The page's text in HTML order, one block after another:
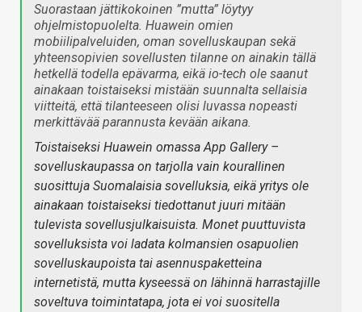
Suorastaan jättikokoinen ”mutta” löytyy
ohjelmistopuolelta. Huawein omien
mobiilipalveluiden, oman sovelluskaupan sekä
yhteensopivien sovellusten tilanne on ainakin tällä
hetkellä todella epävarma, eikä io-tech ole saanut
ainakaan toistaiseksi mistään suunnalta sellaisia
viitteitä, että tilanteeseen olisi luvassa nopeasti
merkittävää parannusta kevään aikana.
Toistaiseksi Huawein omassa App Gallery –
sovelluskaupassa on tarjolla vain kourallinen
suosittuja Suomalaisia sovelluksia, eikä yritys ole
ainakaan toistaiseksi tiedottanut juuri mitään
tulevista sovellusjulkaisuista. Monet puuttuvista
sovelluksista voi ladata kolmansien osapuolien
sovelluskaupoista tai asennuspaketteina
internetistä, mutta kyseessä on lähinnä harrastajille
soveltuva toimintatapa, jota ei voi suositella